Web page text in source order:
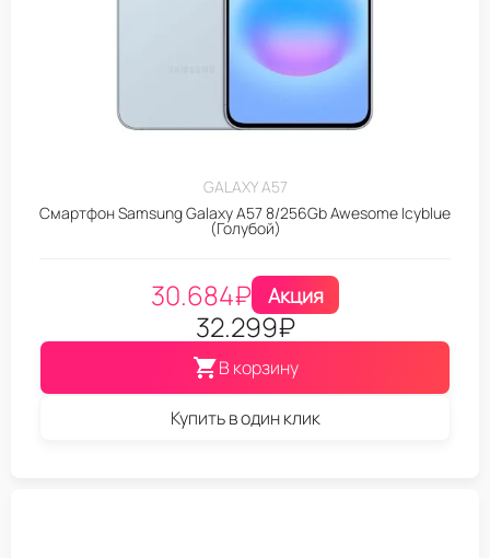
GALAXY A57
Смартфон Samsung Galaxy A57 8/256Gb Awesome Icyblue
(Голубой)
30.684₽ Акция
32.299₽
В корзину
Купить в один клик